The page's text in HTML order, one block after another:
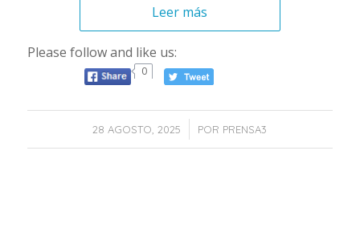
Leer más
Please follow and like us:
0
28 AGOSTO, 2025
/ POR PRENSA3